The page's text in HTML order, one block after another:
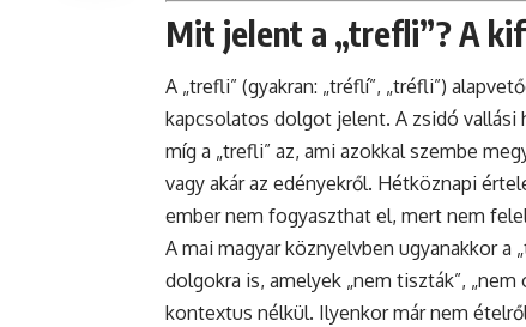
Mit jelent a „trefli”? A
A „trefli” (gyakran: „tréflí”, „tréfli”)
kapcsolatos dolgot jelent. A zsidó vallási
míg a „trefli” az, ami azokkal szembe
vagy akár az edényekről. Hétköznapi
ember nem fogyaszthat el, mert nem
A mai magyar köznyelvben ugyanakkor a
dolgokra is, amelyek „nem tiszták”,
kontextus nélkül. Ilyenkor már nem